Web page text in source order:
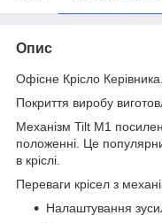
Опис
Офісне Крісло Керівника.
Покриття виробу
Механізм Tilt М1
положенні. Це
в кріслі.
Переваги крісел з
Налаштування